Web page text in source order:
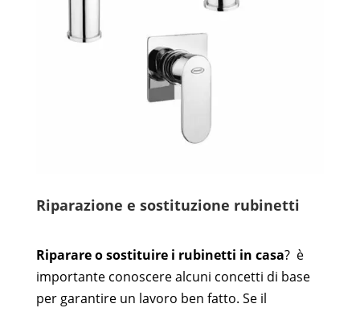
Riparazione e sostituzione rubinetti
Riparare o sostituire i rubinetti in casa? è
importante conoscere alcuni concetti di base
per garantire un lavoro ben fatto. Se il